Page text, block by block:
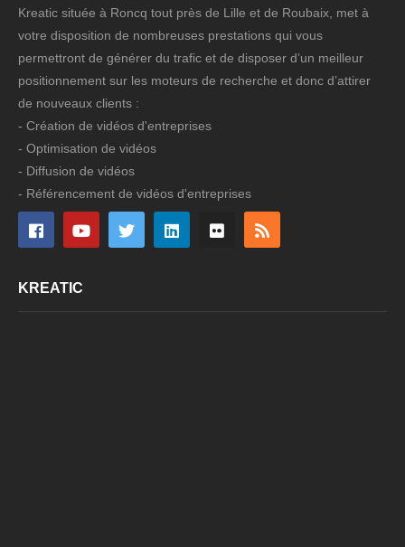
Kreatic située à Roncq tout près de Lille et de Roubaix, met à
votre disposition de nombreuses prestations qui vous
permettront de générer du trafic et de disposer d’un meilleur
positionnement sur les moteurs de recherche et donc d’attirer
de nouveaux clients :
- Création de vidéos d'entreprises
- Optimisation de vidéos
- Diffusion de vidéos
- Référencement de vidéos d'entreprises
KREATIC